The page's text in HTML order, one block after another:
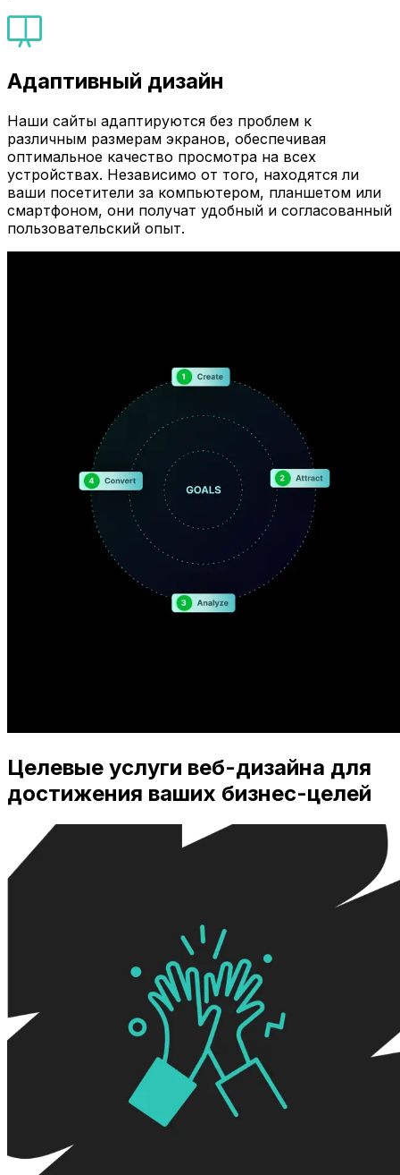
Адаптивный дизайн
Наши сайты адаптируются без проблем к
различным размерам экранов, обеспечивая
оптимальное качество просмотра на всех
устройствах. Независимо от того, находятся ли
ваши посетители за компьютером, планшетом или
смартфоном, они получат удобный и согласованный
пользовательский опыт.
Целевые услуги веб-дизайна для
достижения ваших бизнес-целей